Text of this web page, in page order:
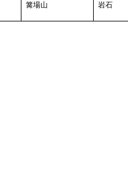
篝場山 岩石